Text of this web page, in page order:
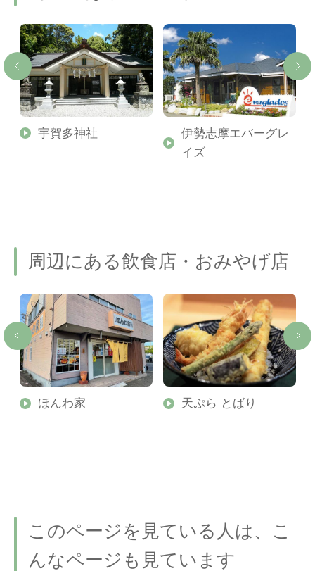
宇賀多神社
伊勢志摩エバーグレ
イズ
周辺にある飲食店・おみやげ店
ほんわ家 天ぷら とばり
このページを見ている人は、こ
んなページも見ています